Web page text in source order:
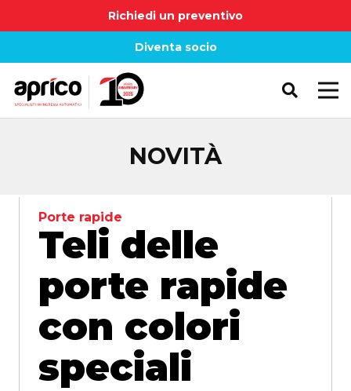
Richiedi un preventivo
Diventa socio
NOVITÀ
Porte rapide
Teli delle
porte rapide
con colori
speciali